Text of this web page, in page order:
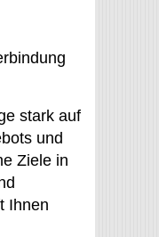
stark auf
und
Ziele in
Ihnen